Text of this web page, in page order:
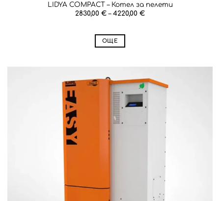
LIDYA COMPACT – Котел за пелети
2830,00 € – 4220,00 €Price
ОЩЕ